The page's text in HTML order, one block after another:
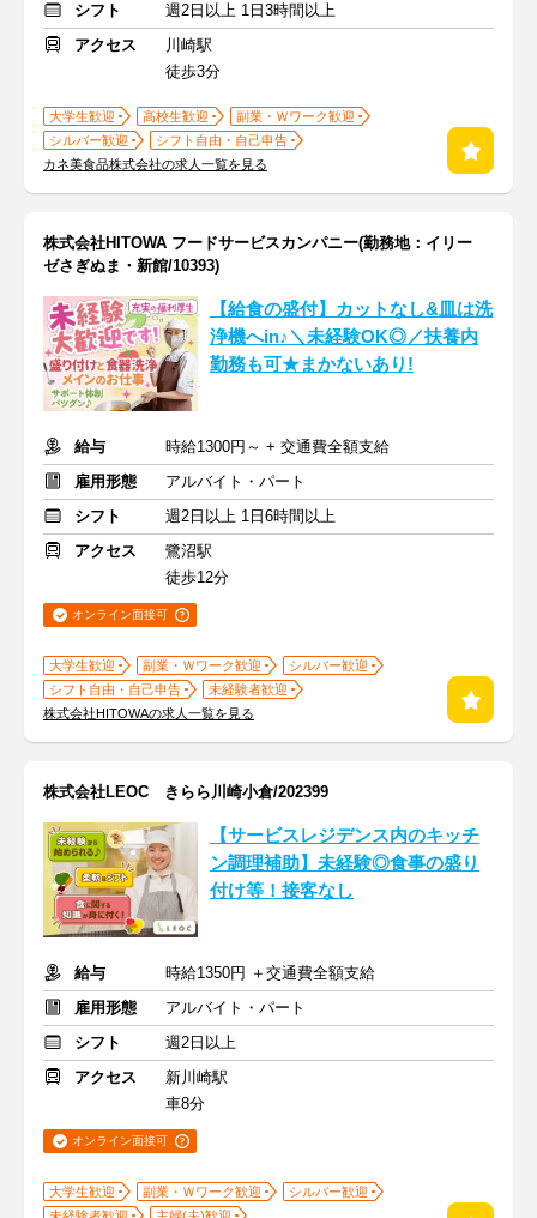
シフト
週2日以上 1日3時間以上
アクセス
川崎駅
徒歩3分
大学生歓迎 高校生歓迎
副業・Ｗワーク歓迎
シルバー歓迎
シフト自由・自己申告
カネ美食品株式会社の求人一覧を見る
株式会社HITOWA フードサービスカンパニー(勤務地：イリー
ゼさぎぬま・新館/10393)
【給食の盛付】カットなし&皿は洗
浄機へin♪＼未経験OK◎／扶養内
勤務も可★まかないあり!
給与
時給1300円～ + 交通費全額支給
雇用形態
アルバイト・パート
シフト
週2日以上 1日6時間以上
アクセス
鷺沼駅
徒歩12分
オンライン面接可
大学生歓迎 副業・Ｗワーク歓迎
シルバー歓迎
シフト自由・自己申告
未経験者歓迎
株式会社HITOWAの求人一覧を見る
株式会社LEOC きらら川崎小倉/202399
【サービスレジデンス内のキッチ
ン調理補助】未経験◎食事の盛り
付け等！接客なし
給与
時給1350円 ＋交通費全額支給
雇用形態
アルバイト・パート
シフト
週2日以上
アクセス
新川崎駅
車8分
オンライン面接可
大学生歓迎 副業・Ｗワーク歓迎
シルバー歓迎